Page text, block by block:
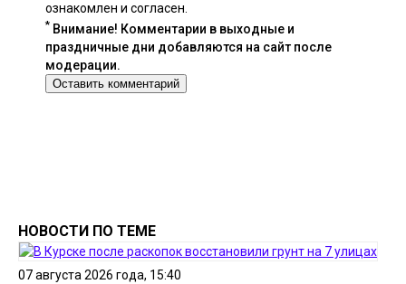
ознакомлен и согласен.
* Внимание! Комментарии в выходные и
праздничные дни добавляются на сайт после
модерации.
НОВОСТИ ПО ТЕМЕ
07 августа 2026 года, 15:40